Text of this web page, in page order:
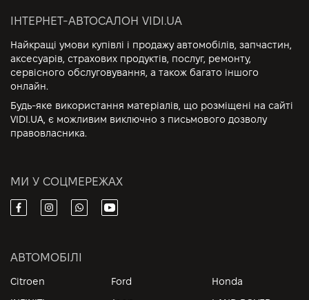
ІНТЕРНЕТ-АВТОСАЛОН VIDI.UA
Найкращі умови купівлі і продажу автомобілів, запчастин,
аксесуарів, страхових продуктів, послуг, ремонту,
сервісного обслуговування, а також багато іншого
онлайн.
Будь-яке використання матеріалів, що розміщені на сайті
VIDI.UA, є можливим виключно з письмового дозволу
правовласника.
МИ У СОЦМЕРЕЖАХ
АВТОМОБІЛІ
Citroen Ford
Honda